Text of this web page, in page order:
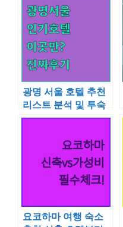
광명 서울 호텔 추천
리스트 분석 및 투숙
객 만족도 후기 정리
요코하마 여행 숙소